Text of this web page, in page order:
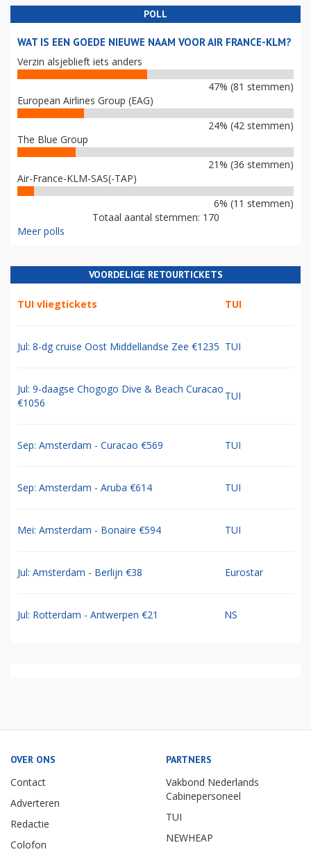
POLL
WAT IS EEN GOEDE NIEUWE NAAM VOOR AIR FRANCE-KLM?
Verzin alsjeblieft iets anders
47% (81 stemmen)
European Airlines Group (EAG)
24% (42 stemmen)
The Blue Group
21% (36 stemmen)
Air-France-KLM-SAS(-TAP)
6% (11 stemmen)
Totaal aantal stemmen: 170
Meer polls
VOORDELIGE RETOURTICKETS
TUI vliegtickets TUI
Jul: 8-dg cruise Oost Middellandse Zee €1235 TUI
Jul: 9-daagse Chogogo Dive & Beach Curacao
€1056
TUI
Sep: Amsterdam - Curacao €569 TUI
Sep: Amsterdam - Aruba €614 TUI
Mei: Amsterdam - Bonaire €594 TUI
Jul: Amsterdam - Berlijn €38 Eurostar
Jul: Rotterdam - Antwerpen €21 NS
OVER ONS
Contact
Adverteren
Redactie
Colofon
PARTNERS
Vakbond Nederlands
Cabinepersoneel
TUI
NEWHEAP